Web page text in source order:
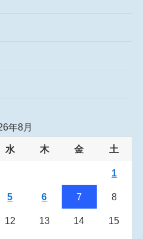
年8月
水 木 金 土
1
5 6 7 8
12 13 14 15